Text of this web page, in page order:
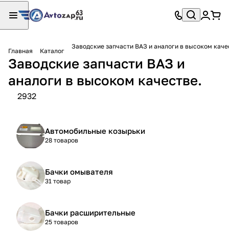
Главная Каталог
Заводские запчасти ВАЗ и аналоги в высоком
Заводские запчасти ВАЗ и
аналоги в высоком качестве.
2932
Автомобильные козырьки
28 товаров
Бачки омывателя
31 товар
Бачки расширительные
25 товаров